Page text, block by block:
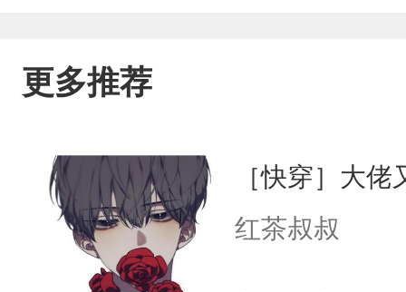
更多推荐
［快穿］大
红茶叔叔